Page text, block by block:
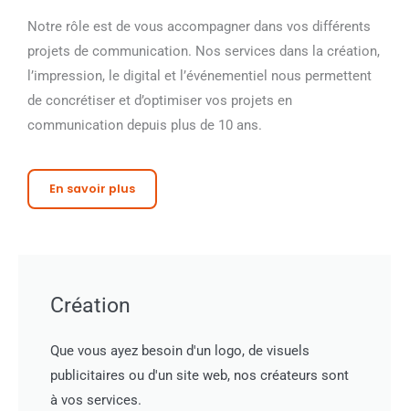
Notre rôle est de vous accompagner dans vos différents
projets de communication. Nos services dans la création,
l’impression, le digital et l’événementiel nous permettent
de concrétiser et d’optimiser vos projets en
communication depuis plus de 10 ans.
En savoir plus
Création
Que vous ayez besoin d'un logo, de visuels
publicitaires ou d'un site web, nos créateurs sont
à vos services.